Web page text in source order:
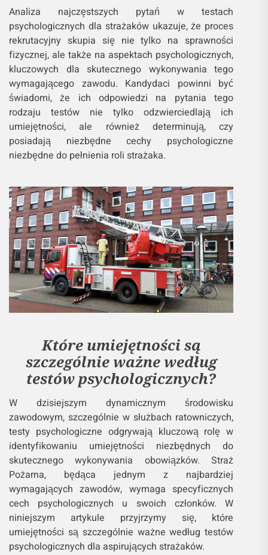
Analiza najczęstszych pytań w testach
psychologicznych dla strażaków ukazuje, że proces
rekrutacyjny skupia się nie tylko na sprawności
fizycznej, ale także na aspektach psychologicznych,
kluczowych dla skutecznego wykonywania tego
wymagającego zawodu. Kandydaci powinni być
świadomi, że ich odpowiedzi na pytania tego
rodzaju testów nie tylko odzwierciedlają ich
umiejętności, ale również determinują, czy
posiadają niezbędne cechy psychologiczne
niezbędne do pełnienia roli strażaka.
Które umiejętności są
szczególnie ważne według
testów psychologicznych?
W dzisiejszym dynamicznym środowisku
zawodowym, szczególnie w służbach ratowniczych,
testy psychologiczne odgrywają kluczową rolę w
identyfikowaniu umiejętności niezbędnych do
skutecznego wykonywania obowiązków. Straż
Pożarna, będąca jednym z najbardziej
wymagających zawodów, wymaga specyficznych
cech psychologicznych u swoich członków. W
niniejszym artykule przyjrzymy się, które
umiejętności są szczególnie ważne według testów
psychologicznych dla aspirujących strażaków.